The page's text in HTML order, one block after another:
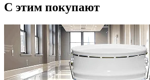
C этим покупают